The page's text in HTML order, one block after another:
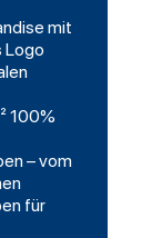
mit
Logo
100%
– vom
für